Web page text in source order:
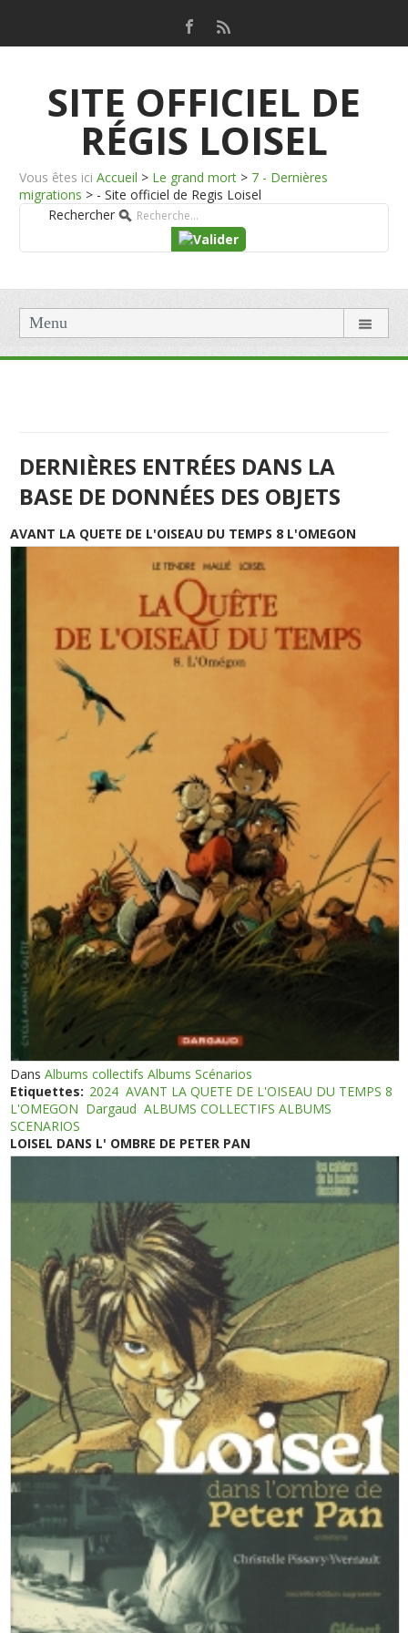
SITE OFFICIEL DE
RÉGIS LOISEL
Vous êtes ici Accueil > Le grand mort > 7 - Dernières
migrations > - Site officiel de Regis Loisel
Rechercher
Menu
DERNIÈRES ENTRÉES DANS LA
BASE DE DONNÉES DES OBJETS
AVANT LA QUETE DE L'OISEAU DU TEMPS 8 L'OMEGON
DansAlbums collectifs Albums Scénarios
Etiquettes: 2024 AVANT LA QUETE DE L'OISEAU DU TEMPS 8
L'OMEGON Dargaud ALBUMS COLLECTIFS ALBUMS
SCENARIOS
LOISEL DANS L' OMBRE DE PETER PAN